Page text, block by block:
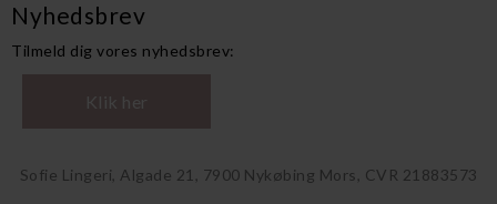
Nyhedsbrev
Tilmeld dig vores nyhedsbrev:
Klik her
Sofie Lingeri, Algade 21, 7900 Nykøbing Mors, CVR 21883573